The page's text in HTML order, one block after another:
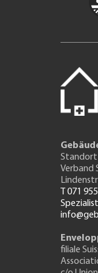
Verband
T 071
filiale